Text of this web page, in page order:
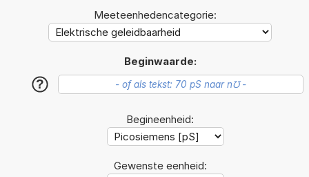
Meeteenhedencategorie:
Beginwaarde:
?
Begineenheid:
Gewenste eenheid: